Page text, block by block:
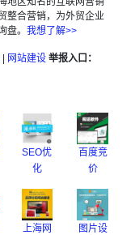
整合营销，为外贸企业
盘。 我想了解>>
网站建设 举报入口：
SEO优
化
百度竞
价
上海网
图片设